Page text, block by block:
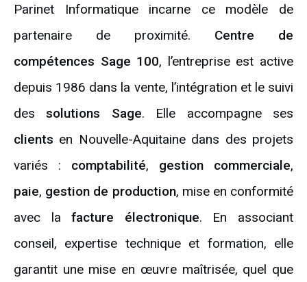
Parinet Informatique incarne ce modèle de
partenaire de proximité. Centre de
compétences Sage 100, l’entreprise est active
depuis 1986 dans la vente, l’intégration et le suivi
dessolutions Sage. Elle accompagne ses
clients en Nouvelle-Aquitaine dans des projets
variés : comptabilité, gestion commerciale,
paie, gestion de production, mise en conformité
avec lafacture électronique. En associant
conseil, expertise technique et formation, elle
garantit une mise en œuvre maîtrisée, quel que